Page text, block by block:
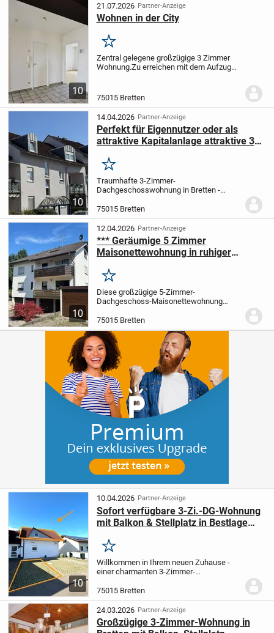
durchdachte Raumaufteilung, den...
10
21.07.2026 Partner-Anzeige
Wohnen in der City
Merken
Zentral gelegene großzügige 3 Zimmer
Wohnung.Zu erreichen mit dem Aufzug
Eingangsbereich.
75015 Bretten
10
14.04.2026 Partner-Anzeige
Perfekt für Eigennutzer oder als
attraktive Kapitalanlage attraktive 3-
Merken
Traumhafte 3-Zimmer-
Dachgeschosswohnung in Bretten -
zusätzlichem Dachgeschossraum
für Eigennutzer oder als attraktive
KapitalanlageEinziehen oder...
75015 Bretten
10
12.04.2026 Partner-Anzeige
*** Geräumige 5 Zimmer
Maisonettewohnung in ruhiger
Merken
Diese großzügige 5-Zimmer-
Dachgeschoss-Maisonettewohnung
Bretten und überzeugt durch ihre
durchdachte Raumaufteilung sowie ein
angenehmes Wohnambiente.
75015 Bretten
10
10.04.2026 Partner-Anzeige
Sofort verfügbare 3-Zi.-DG-Wohnung
mit Balkon & Stellplatz in Bestlage
Merken
Willkommen in Ihrem neuen Zuhause -
einer charmanten 3-Zimmer-
Bretten-Diedelsheim, die mit
Gemütlichkeit, Licht und einem ganz
besonderen Wohngefühl
begeistert.
Scho...
75015 Bretten
24.03.2026 Partner-Anzeige
Großzügige 3-Zimmer-Wohnung in